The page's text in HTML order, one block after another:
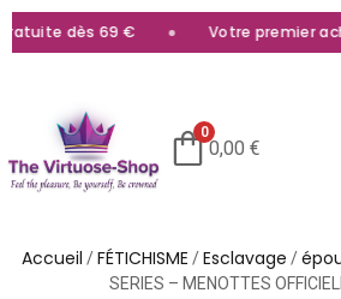
dès 69 € Votre premier
0
0,00 €
Accueil /FÉTICHISME /Esclavage /
SERIES – MENOTTES